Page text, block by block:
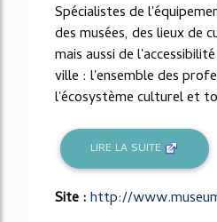
Spécialistes de
des musées, des lieux de
mais aussi de
ville : l'ensemble des
l'écosystème culturel et
LIRE LA SUITE
Site :http://